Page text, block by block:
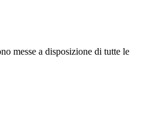
messe a disposizione di tutte le